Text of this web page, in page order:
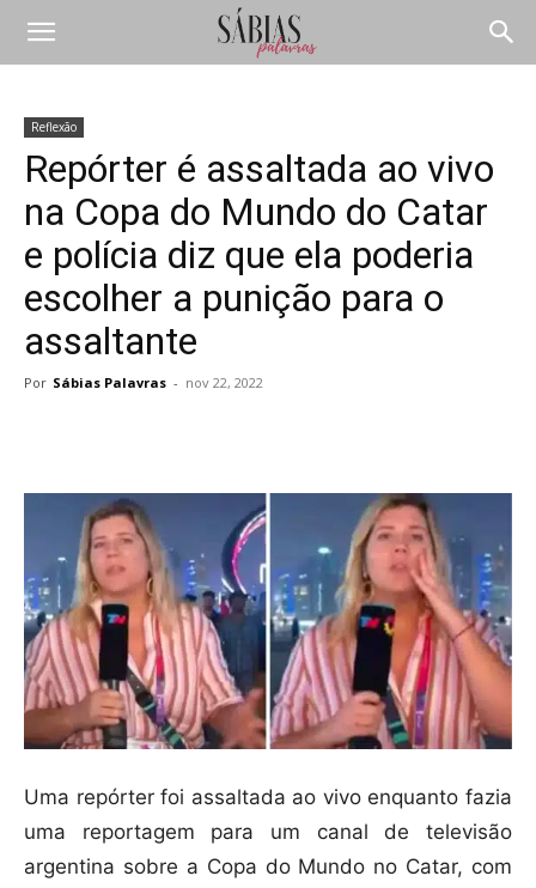
Reflexão
Repórter é assaltada ao vivo
na Copa do Mundo do Catar
e polícia diz que ela poderia
escolher a punição para o
assaltante
Por Sábias Palavras - nov 22, 2022
Uma repórter foi assaltada ao vivo enquanto fazia
uma reportagem para um canal de televisão
argentina sobre a Copa do Mundo no Catar, com